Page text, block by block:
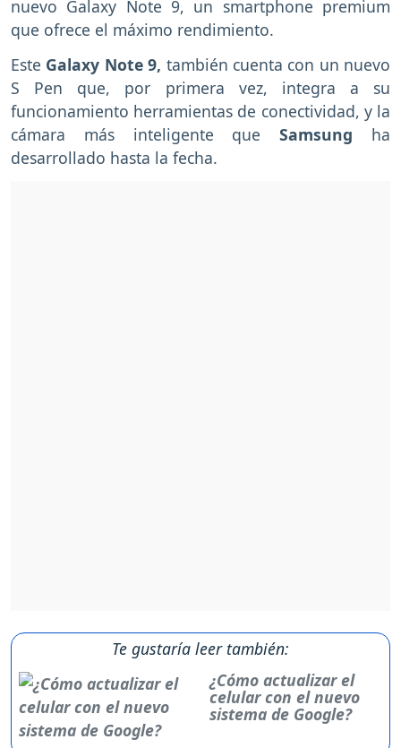
nuevo Galaxy Note 9, un smartphone premium
que ofrece el máximo rendimiento.
Este Galaxy Note 9, también cuenta con un nuevo
S Pen que, por primera vez, integra a su
funcionamiento herramientas de conectividad, y la
cámara más inteligente queSamsung ha
desarrollado hasta la fecha.
Te gustaría leer también:
¿Cómo actualizar el
celular con el nuevo
sistema de Google?